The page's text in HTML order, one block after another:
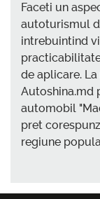
Faceti un
autoturismul
intrebuintind
de aplicare.
Autoshina.md
automobil
pret
regiune